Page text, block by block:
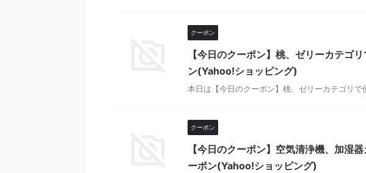
クーポン
【今日のクーポン】桃、ゼリーカテゴ
ン(Yahoo!ショッピング)
本日は【今日のクーポン】桃、ゼリーカテゴリ
クーポン
【今日のクーポン】空気清浄機、加湿
ーポン(Yahoo!ショッピング)